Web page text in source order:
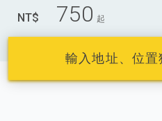
NT$ 750 起
輸入地址、位